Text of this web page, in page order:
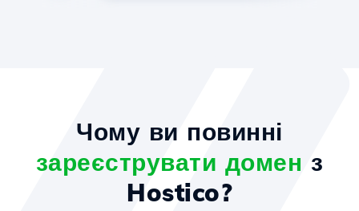
Чому ви повинні
зареєструвати домен з
Hostico?